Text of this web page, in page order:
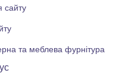
сайту
та меблева фурнітура